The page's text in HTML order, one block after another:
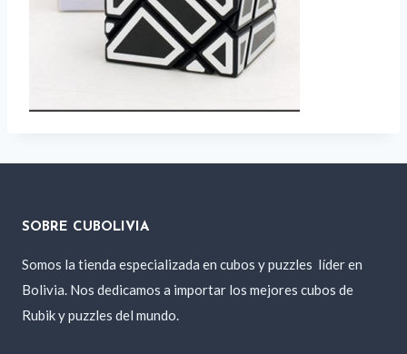
SOBRE CUBOLIVIA
Somos la tienda especializada en cubos y puzzles líder en
Bolivia. Nos dedicamos a importar los mejores cubos de
Rubik y puzzles del mundo.